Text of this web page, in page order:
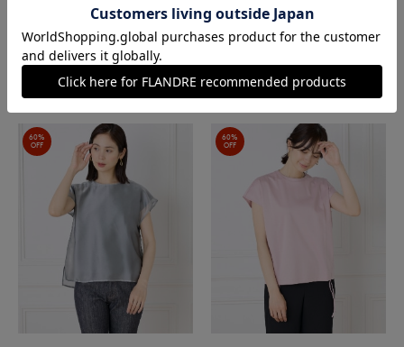
DAY by DAY It's international
《コラボSTORY》究極のTシャツ×透けトッ
プスのレイヤードセット【STORY7月号掲
￥5,588(税込)
《コラボSTORY》究極のTシャツ×透けトッ
プスのレイヤードセット【STORY7月号掲
載】
￥5,588(税込)
60%
OFF
60%
OFF